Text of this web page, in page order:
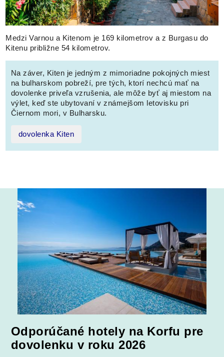
Medzi Varnou a Kitenom je 169 kilometrov a z Burgasu do
Kitenu približne 54 kilometrov.
Na záver, Kiten je jedným z mimoriadne pokojných miest
na bulharskom pobreží, pre tých, ktorí nechcú mať na
dovolenke priveľa vzrušenia, ale môže byť aj miestom na
výlet, keď ste ubytovaní v známejšom letovisku pri
Čiernom mori, v Bulharsku.
dovolenka Kiten
Odporúčané hotely na Korfu pre
dovolenku v roku 2026